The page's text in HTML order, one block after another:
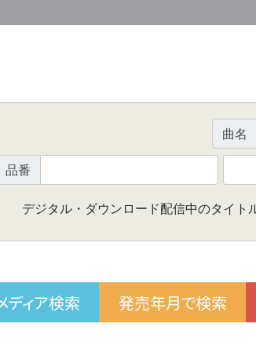
曲名
品番
デジタル・ダウンロード配信中のタイト
ディア検索 発売年月で検索